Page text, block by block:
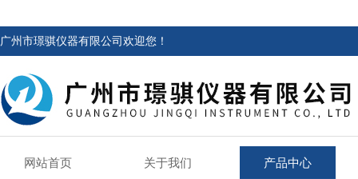
广州市璟骐仪器有限公司欢迎您！
网站首页 关于我们 产品中心